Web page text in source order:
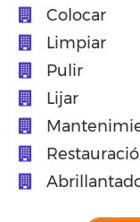
Colocar
Limpiar
Pulir
Lijar